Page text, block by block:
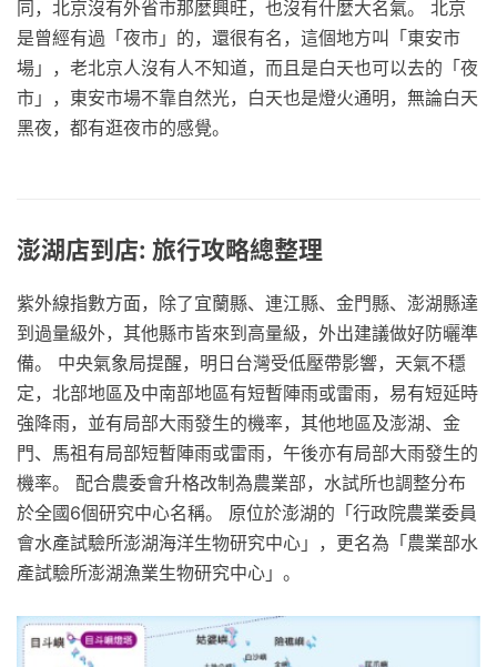
同，北京沒有外省市那麼興旺，也沒有什麼大名氣。 北京
是曾經有過「夜市」的，還很有名，這個地方叫「東安市
場」，老北京人沒有人不知道，而且是白天也可以去的「夜
市」，東安市場不靠自然光，白天也是燈火通明，無論白天
黑夜，都有逛夜市的感覺。
澎湖店到店: 旅行攻略總整理
紫外線指數方面，除了宜蘭縣、連江縣、金門縣、澎湖縣達
到過量級外，其他縣市皆來到高量級，外出建議做好防曬準
備。 中央氣象局提醒，明日台灣受低壓帶影響，天氣不穩
定，北部地區及中南部地區有短暫陣雨或雷雨，易有短延時
強降雨，並有局部大雨發生的機率，其他地區及澎湖、金
門、馬祖有局部短暫陣雨或雷雨，午後亦有局部大雨發生的
機率。 配合農委會升格改制為農業部，水試所也調整分布
於全國6個研究中心名稱。 原位於澎湖的「行政院農業委員
會水產試驗所澎湖海洋生物研究中心」，更名為「農業部水
產試驗所澎湖漁業生物研究中心」。